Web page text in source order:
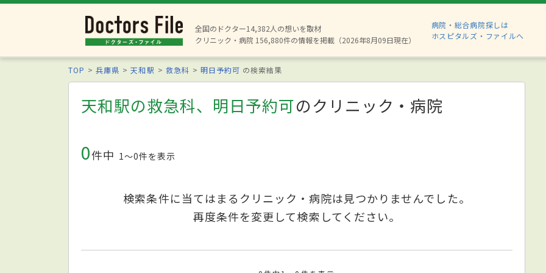
全国のドクター14,382人の想いを取材
クリニック・病院 156,880件の情報を掲載（2026年8月09日現在）
病院・総合病院探しは
ホスピタルズ・ファイルへ
TOP 兵庫県 天和駅 救急科 明日予約可 の検索結果
天和駅の救急科、明日予約可のクリニック・病院
0件中 1〜0件を表示
検索条件に当てはまるクリニック・病院は見つかりませんでした。
再度条件を変更して検索してください。